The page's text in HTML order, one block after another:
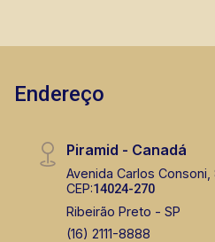
Endereço
Piramid - Canadá
Avenida Carlos
CEP:14024-270
Ribeirão Preto - SP
(16) 2111-8888